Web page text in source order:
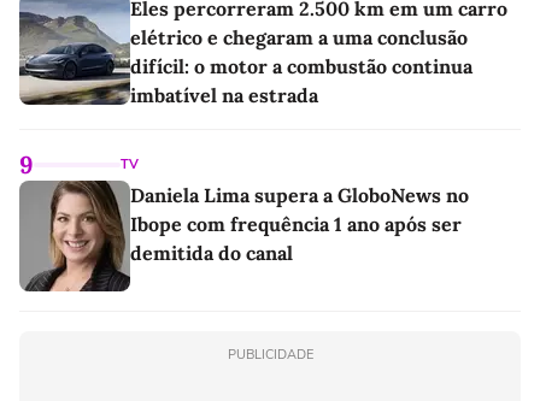
Eles percorreram 2.500 km em um carro
elétrico e chegaram a uma conclusão
difícil: o motor a combustão continua
imbatível na estrada
9 TV
Daniela Lima supera a GloboNews no
Ibope com frequência 1 ano após ser
demitida do canal
PUBLICIDADE